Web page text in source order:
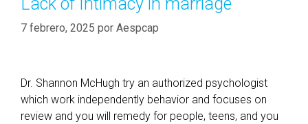
7 febrero, 2025 por Aespcap
Dr. Shannon McHugh try an authorized psychologist
which work independently behavior and focuses on
review and you will remedy for people, teens, and you